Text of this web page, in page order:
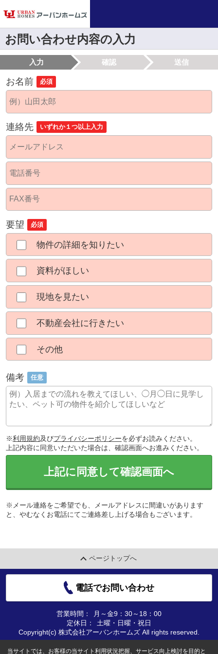
お問い合わせ内容の入力
入力 確認 送信
お名前 必須
連絡先 いずれか１つ以上入力
要望 必須
物件の詳細を知りたい
資料がほしい
現地を見たい
不動産会社に行きたい
その他
備考 任意
※利用規約及びプライバシーポリシーを必ずお読みください。
上記内容に同意いただいた場合は、確認画面へお進みください。
上記に同意して確認画面へ
※メール連絡をご希望でも、メールアドレスに間違いがあります
と、やむなくお電話にてご連絡差し上げる場合もございます。
ページトップへ
電話でお問い合わせ
営業時間：
月～金9：30～18：00
定休日：
土曜・日曜・祝日
Copyright(c) 株式会社アーバンホームズ All rights reserved.
当サイトでは、お客様の当サイト利用状況把握、サービス向上検討を目的と